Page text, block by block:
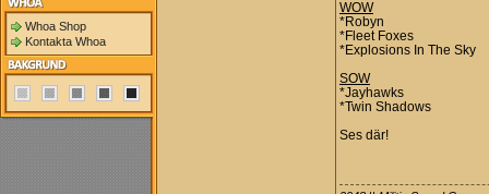
Whoa Shop
Kontakta Whoa
WOW
*Robyn
*Fleet Foxes
*Explosions In The Sky
SOW
*Jayhawks
*Twin Shadows
Ses där!